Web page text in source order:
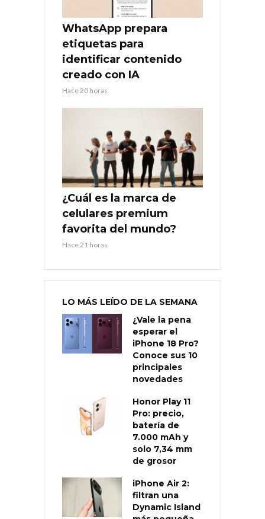
WhatsApp prepara
etiquetas para
identificar contenido
creado con IA
Hace 20 horas
¿Cuál es la marca de
celulares premium
favorita del mundo?
Hace 21 horas
LO MÁS LEÍDO DE LA SEMANA
¿Vale la pena
esperar el
iPhone 18 Pro?
Conoce sus 10
principales
novedades
Honor Play 11
Pro: precio,
batería de
7.000 mAh y
solo 7,34 mm
de grosor
iPhone Air 2:
filtran una
Dynamic Island